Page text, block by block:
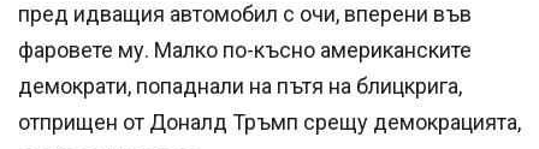
пред идващия автомобил с очи, вперени във
фаровете му. Малко по-късно американските
демократи, попаднали на пътя на блицкрига,
отприщен от Доналд Тръмп срещу демокрацията,